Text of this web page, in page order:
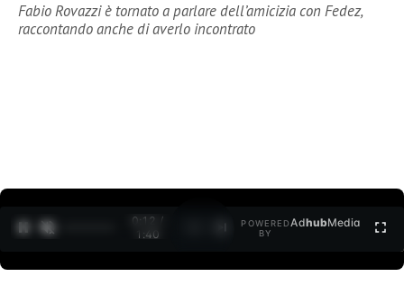
Fabio Rovazzi è tornato a parlare dell’amicizia con Fedez,
raccontando anche di averlo incontrato
0:12 /
1:40
POWERED
BY
AdhubMedia